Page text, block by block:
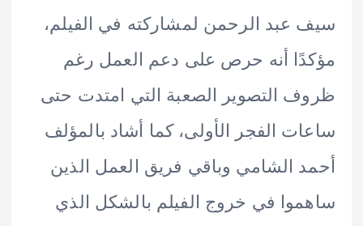
عبد الرحمن لمشاركته في الفيلم،
أنه حرص على دعم العمل رغم
التصوير الصعبة التي امتدت حتى
الفجر الأولى، كما أشاد بالمؤلف
الشامي وباقي فريق العمل الذين
في خروج الفيلم بالشكل الذي